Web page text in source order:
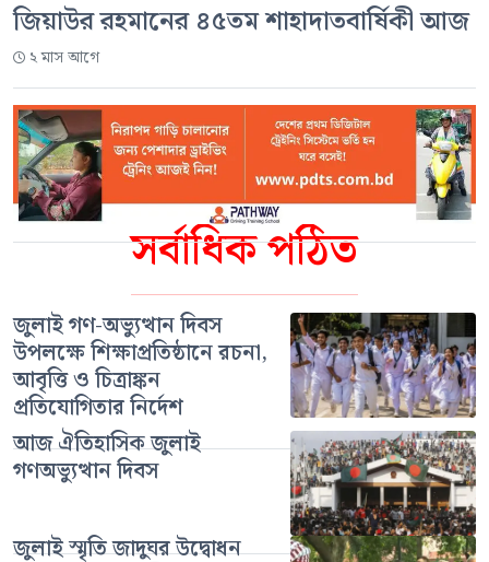
সর্বাধিক পঠিত
জুলাই গণ-অভ্যুত্থান দিবস
উপলক্ষে শিক্ষাপ্রতিষ্ঠানে রচনা,
আবৃত্তি ও চিত্রাঙ্কন
প্রতিযোগিতার নির্দেশ
আজ ঐতিহাসিক জুলাই
গণঅভ্যুত্থান দিবস
জুলাই স্মৃতি জাদুঘর উদ্বোধন
জিয়াউর রহমানের ৪৫তম শাহাদাতবার্ষিকী আজ
২ মাস আগে